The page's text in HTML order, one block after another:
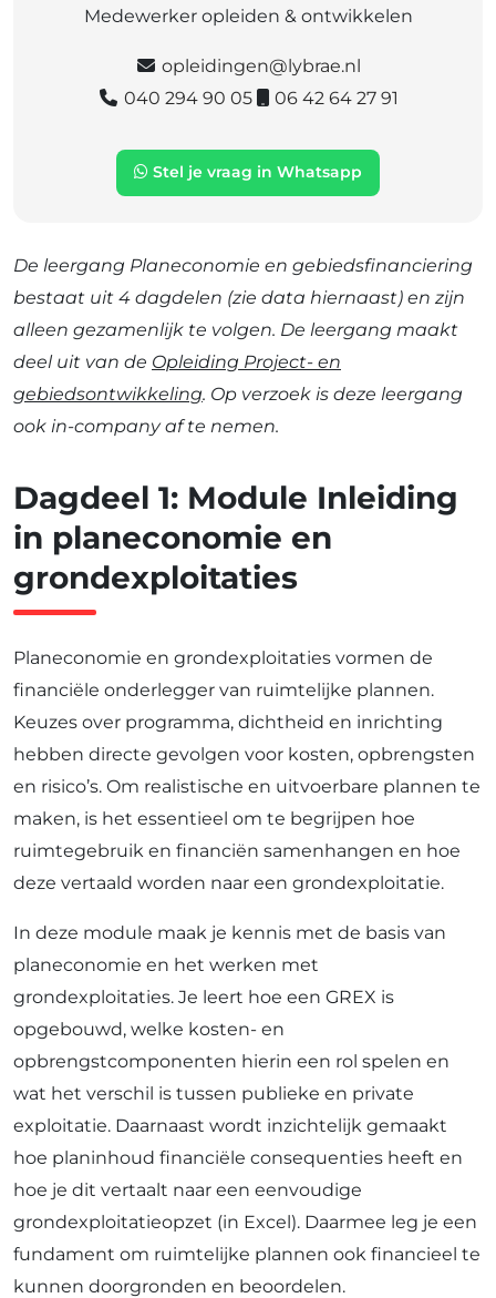
De leergang Planeconomie en gebiedsfinanciering
bestaat uit 4 dagdelen (zie data hiernaast) en zijn
alleen gezamenlijk te volgen. De leergang maakt
deel uit van de Opleiding Project- en
gebiedsontwikkeling. Op verzoek is deze leergang
ook in-company af te nemen.
Dagdeel 1: Module Inleiding
in planeconomie en
grondexploitaties
Planeconomie en grondexploitaties vormen de
financiële onderlegger van ruimtelijke plannen.
Keuzes over programma, dichtheid en inrichting
hebben directe gevolgen voor kosten, opbrengsten
en risico’s. Om realistische en uitvoerbare plannen te
maken, is het essentieel om te begrijpen hoe
ruimtegebruik en financiën samenhangen en hoe
deze vertaald worden naar een grondexploitatie.
In deze module maak je kennis met de basis van
planeconomie en het werken met
grondexploitaties. Je leert hoe een GREX is
opgebouwd, welke kosten- en
opbrengstcomponenten hierin een rol spelen en
wat het verschil is tussen publieke en private
exploitatie. Daarnaast wordt inzichtelijk gemaakt
hoe planinhoud financiële consequenties heeft en
hoe je dit vertaalt naar een eenvoudige
grondexploitatieopzet (in Excel). Daarmee leg je een
fundament om ruimtelijke plannen ook financieel te
kunnen doorgronden en beoordelen.
Medewerker opleiden & ontwikkelen
opleidingen@lybrae.nl
040 294 90 05
06 42 64 27 91
Stel je vraag in Whatsapp